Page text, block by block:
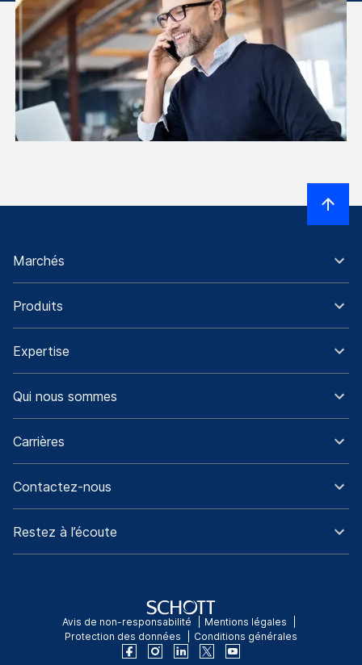
Marchés
Produits
Expertise
Qui nous sommes
Carrières
Contactez-nous
Restez à l’écoute
Avis de non-responsabilité
Mentions légales
Protection des données
Conditions générales